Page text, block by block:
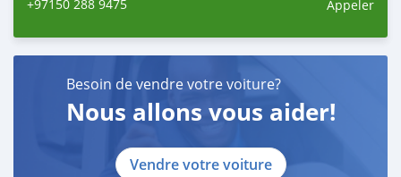
+97150 288 9475 Appeler
Besoin de vendre votre voiture?
Nous allons vous aider!
Vendre votre voiture